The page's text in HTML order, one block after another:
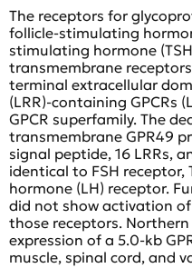
The receptors for
follicle-stimulating
stimulating hormone
transmembrane
terminal extracellular
(LRR)-containing GPCRs
GPCR superfamily. The
transmembrane GPR49
signal peptide, 16 LRRs,
identical to FSH receptor,
hormone (LH) receptor.
did not show activation
those receptors.
expression of a 5.0-kb
muscle, spinal cord, and